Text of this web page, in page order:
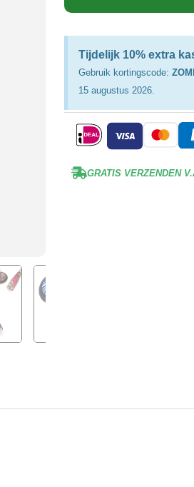
Tijdelijk 10% extra
Gebruik kortingscode:
15 augustus 2026.
GRATIS VERZENDEN